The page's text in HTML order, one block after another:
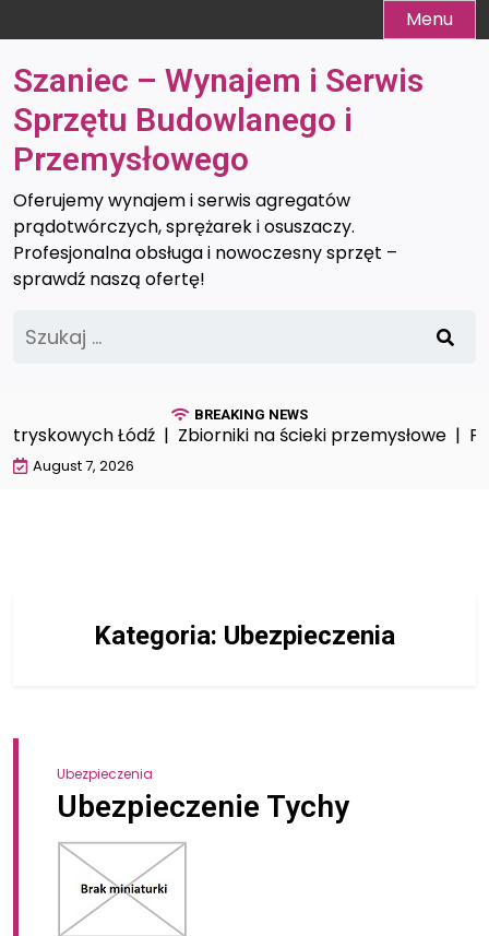
to
content
Menu
Szaniec – Wynajem i Serwis
Sprzętu Budowlanego i
Przemysłowego
Oferujemy wynajem i serwis agregatów
prądotwórczych, sprężarek i osuszaczy.
Profesjonalna obsługa i nowoczesny sprzęt –
sprawdź naszą ofertę!
BREAKING NEWS
Łódź |Zbiorniki na ścieki przemysłowe |
August 7, 2026
Kategoria: Ubezpieczenia
Ubezpieczenia
Ubezpieczenie Tychy